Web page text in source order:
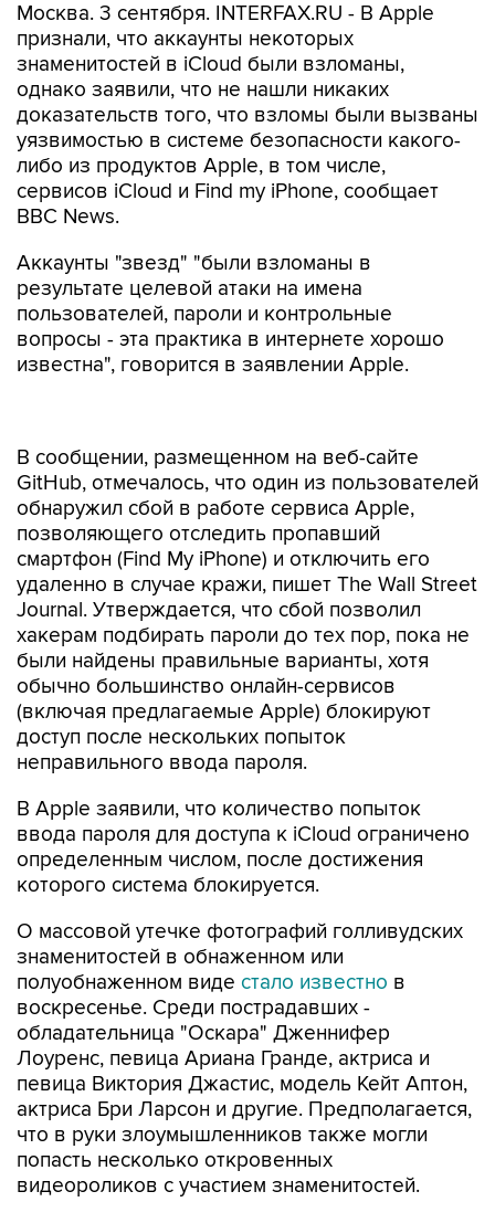
Москва. 3 сентября. INTERFAX.RU - В Apple
признали, что аккаунты некоторых
знаменитостей в iCloud были взломаны,
однако заявили, что не нашли никаких
доказательств того, что взломы были вызваны
уязвимостью в системе безопасности какого-
либо из продуктов Apple, в том числе,
сервисов iCloud и Find my iPhone, сообщает
BBC News.
Аккаунты "звезд" "были взломаны в
результате целевой атаки на имена
пользователей, пароли и контрольные
вопросы - эта практика в интернете хорошо
известна", говорится в заявлении Apple.
обнаружил сбой в работе сервиса Apple,
позволяющего отследить пропавший
смартфон (Find My iPhone) и отключить его
удаленно в случае кражи, пишет The Wall Street
Journal. Утверждается, что сбой позволил
хакерам подбирать пароли до тех пор, пока не
были найдены правильные варианты, хотя
обычно большинство онлайн-сервисов
(включая предлагаемые Apple) блокируют
доступ после нескольких попыток
неправильного ввода пароля.
В Apple заявили, что количество попыток
определенным числом, после достижения
которого система блокируется.
О массовой утечке фотографий голливудских
полуобнаженном видестало известнов
воскресенье. Среди пострадавших -
обладательница "Оскара" Дженнифер
Лоуренс, певица Ариана Гранде, актриса и
певица Виктория Джастис, модель Кейт Аптон,
актриса Бри Ларсон и другие. Предполагается,
что в руки злоумышленников также могли
попасть несколько откровенных
видеороликов с участием знаменитостей.
Представители Лоуренс и Аптон подтвердили